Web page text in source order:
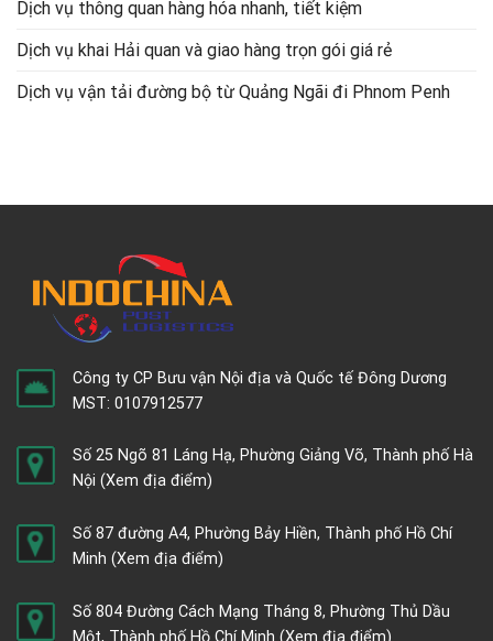
Dịch vụ thông quan hàng hóa nhanh, tiết kiệm
Dịch vụ khai Hải quan và giao hàng trọn gói giá rẻ
Dịch vụ vận tải đường bộ từ Quảng Ngãi đi Phnom Penh
Công ty CP Bưu vận Nội địa và Quốc tế Đông Dương
MST: 0107912577
Số 25 Ngõ 81 Láng Hạ, Phường Giảng Võ, Thành phố Hà
Nội (Xem địa điểm)
Số 87 đường A4, Phường Bảy Hiền, Thành phố Hồ Chí
Minh (Xem địa điểm)
Số 804 Đường Cách Mạng Tháng 8, Phường Thủ Dầu
Một, Thành phố Hồ Chí Minh (Xem địa điểm)